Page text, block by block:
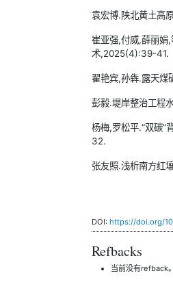
袁宏博.陕北黄土高
崔亚强,付威,薛丽娟
术,2025(4):39-41.
翟艳宾,孙犇.露天
彭毅.堤岸整治工程
杨梅,罗松平.“双碳
32.
张友照.浅析南方红
DOI:https://doi.org/
Refbacks
当前没有refback。